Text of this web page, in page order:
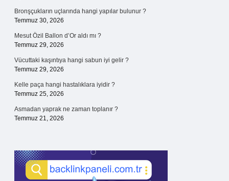
Bronşçukların uçlarında hangi yapılar bulunur ?
Temmuz 30, 2026
Mesut Özil Ballon d’Or aldı mı ?
Temmuz 29, 2026
Vücuttaki kaşıntıya hangi sabun iyi gelir ?
Temmuz 29, 2026
Kelle paça hangi hastalıklara iyidir ?
Temmuz 25, 2026
Asmadan yaprak ne zaman toplanır ?
Temmuz 21, 2026